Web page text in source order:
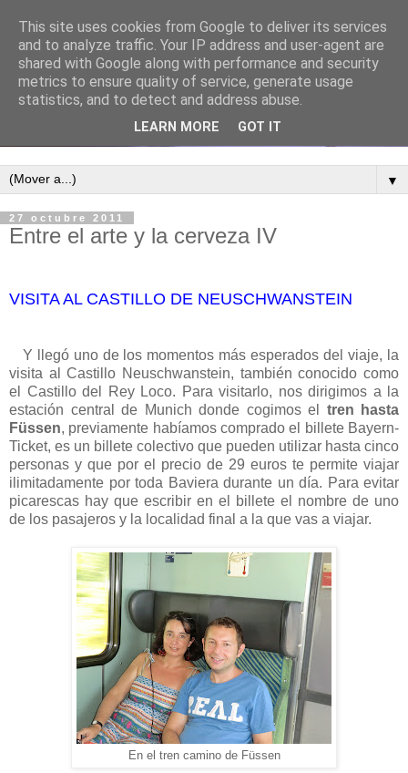
▼
27 octubre 2011
Entre el arte y la cerveza IV
VISITA AL CASTILLO DE NEUSCHWANSTEIN
Y llegó uno de los momentos más esperados del viaje, la
visita al Castillo Neuschwanstein, también conocido como
el Castillo del Rey Loco. Para visitarlo, nos dirigimos a la
estación central de Munich donde cogimos el tren hasta
Füssen, previamente habíamos comprado el billete Bayern-
Ticket, es un billete colectivo que pueden utilizar hasta cinco
personas y que por el precio de 29 euros te permite viajar
ilimitadamente por toda Baviera durante un día. Para evitar
picarescas hay que escribir en el billete el nombre de uno
de los pasajeros y la localidad final a la que vas a viajar.
En el tren camino de Füssen
This site uses cookies from Google to deliver its services
and to analyze traffic. Your IP address and user-agent are
shared with Google along with performance and security
metrics to ensure quality of service, generate usage
statistics, and to detect and address abuse.
LEARN MORE GOT IT